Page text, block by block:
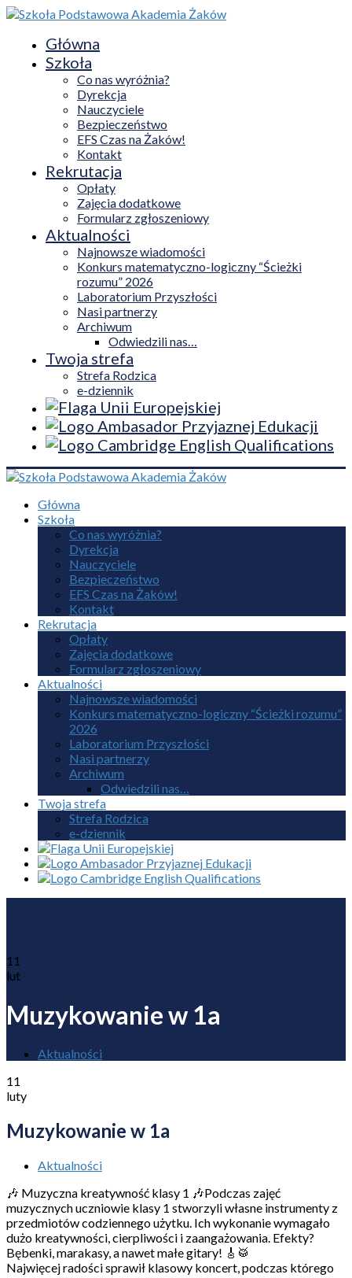
Główna
Szkoła
Co nas wyróżnia?
Dyrekcja
Nauczyciele
Bezpieczeństwo
EFS Czas na Żaków!
Kontakt
Rekrutacja
Opłaty
Zajęcia dodatkowe
Formularz zgłoszeniowy
Aktualności
Najnowsze wiadomości
Konkurs matematyczno-logiczny “Ścieżki
rozumu” 2026
Laboratorium Przyszłości
Nasi partnerzy
Archiwum
Odwiedzili nas…
Twoja strefa
Strefa Rodzica
e-dziennik
Główna
Szkoła
Co nas wyróżnia?
Dyrekcja
Nauczyciele
Bezpieczeństwo
EFS Czas na Żaków!
Kontakt
Rekrutacja
Opłaty
Zajęcia dodatkowe
Formularz zgłoszeniowy
Aktualności
Najnowsze wiadomości
Konkurs matematyczno-logiczny “Ścieżki rozumu”
2026
Laboratorium Przyszłości
Nasi partnerzy
Archiwum
Odwiedzili nas…
Twoja strefa
Strefa Rodzica
e-dziennik
11
lut
Muzykowanie w 1a
Aktualności
11
luty
Muzykowanie w 1a
Aktualności
🎶 Muzyczna kreatywność klasy 1 🎶Podczas zajęć
muzycznych uczniowie klasy 1 stworzyli własne instrumenty z
przedmiotów codziennego użytku. Ich wykonanie wymagało
dużo kreatywności, cierpliwości i zaangażowania. Efekty?
Bębenki, marakasy, a nawet małe gitary! 🎸🥁
Najwięcej radości sprawił klasowy koncert, podczas którego